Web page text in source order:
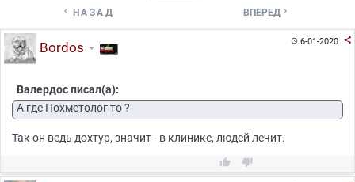
 НАЗАД ВПЕРЕД 
6-01-2020 
Bordos
Валердос писал(а):
А где Похметолог то ?
Так он ведь дохтур, значит - в клинике, людей лечит.
 